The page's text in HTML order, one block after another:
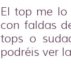
El top me lo
con faldas
tops o
podréis ver